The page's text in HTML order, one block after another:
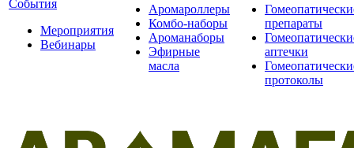
События
Мероприятия
Вебинары
Аромароллеры
Комбо-наборы
Ароманаборы
Эфирные
масла
препараты
аптечки
протоколы